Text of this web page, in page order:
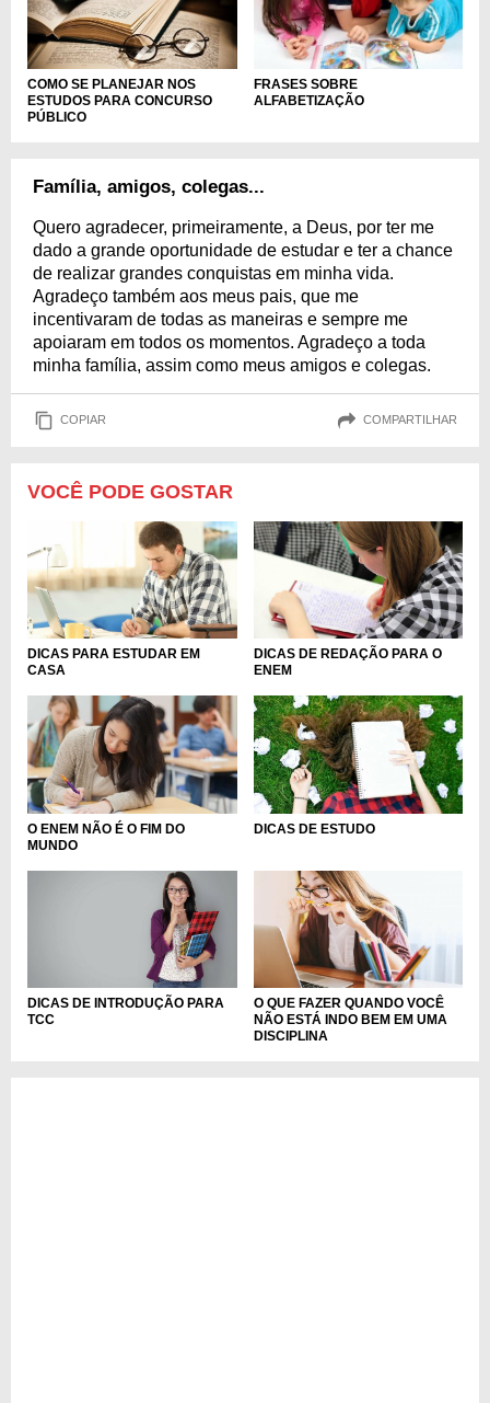
COMO SE PLANEJAR NOS
ESTUDOS PARA CONCURSO
PÚBLICO
FRASES SOBRE
ALFABETIZAÇÃO
Família, amigos, colegas...
Quero agradecer, primeiramente, a Deus, por ter me
dado a grande oportunidade de estudar e ter a chance
de realizar grandes conquistas em minha vida.
Agradeço também aos meus pais, que me
incentivaram de todas as maneiras e sempre me
apoiaram em todos os momentos. Agradeço a toda
minha família, assim como meus amigos e colegas.
COPIAR COMPARTILHAR
VOCÊ PODE GOSTAR
DICAS PARA ESTUDAR EM
CASA
DICAS DE REDAÇÃO PARA O
ENEM
O ENEM NÃO É O FIM DO
MUNDO
DICAS DE ESTUDO
DICAS DE INTRODUÇÃO PARA
TCC
O QUE FAZER QUANDO VOCÊ
NÃO ESTÁ INDO BEM EM UMA
DISCIPLINA